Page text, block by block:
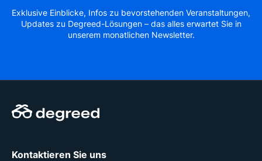
Exklusive Einblicke, Infos zu bevorstehenden Veranstaltungen,
Updates zu Degreed-Lösungen – das alles erwartet Sie in
unserem monatlichen Newsletter.
Kontaktieren Sie uns